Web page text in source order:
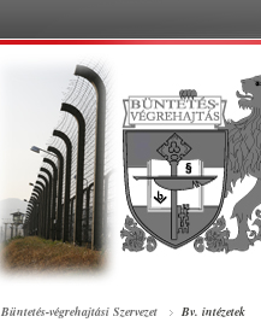
Büntetés-végrehajtási Szervezet Bv. intézetek